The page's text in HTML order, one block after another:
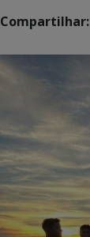
Compartilhar: